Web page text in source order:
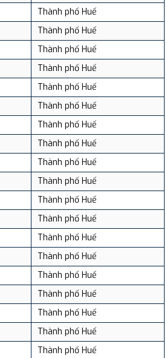
Thành phố Huế
Thành phố Huế
Thành phố Huế
Thành phố Huế
Thành phố Huế
Thành phố Huế
Thành phố Huế
Thành phố Huế
Thành phố Huế
Thành phố Huế
Thành phố Huế
Thành phố Huế
Thành phố Huế
Thành phố Huế
Thành phố Huế
Thành phố Huế
Thành phố Huế
Thành phố Huế
Thành phố Huế